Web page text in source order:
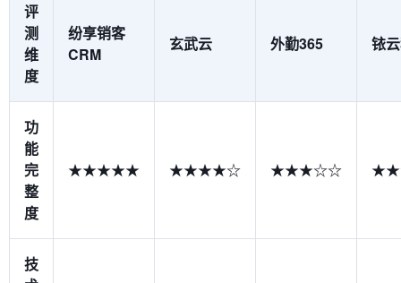
评
测
维
度
纷享销客
CRM
玄武云 外勤365 铱
功
能
完
整
度
★★★★★ ★★★★☆ ★★★☆☆
技